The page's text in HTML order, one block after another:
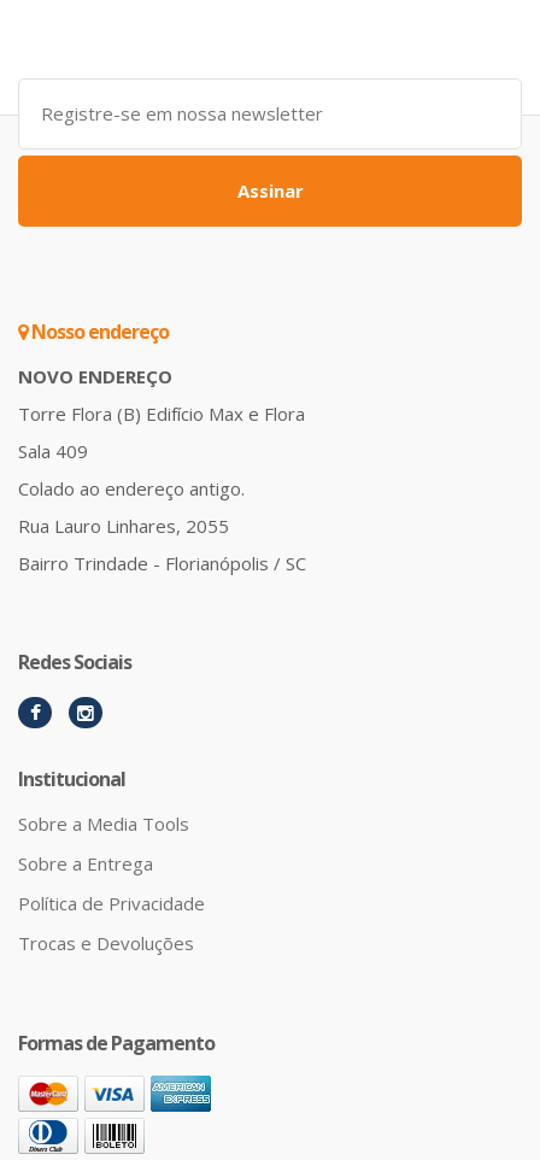
Assinar
Nosso endereço
NOVO ENDEREÇO
Torre Flora (B) Edifício Max e Flora
Sala 409
Colado ao endereço antigo.
Rua Lauro Linhares, 2055
Bairro Trindade - Florianópolis / SC
Redes Sociais
Institucional
Sobre a Media Tools
Sobre a Entrega
Política de Privacidade
Trocas e Devoluções
Formas de Pagamento